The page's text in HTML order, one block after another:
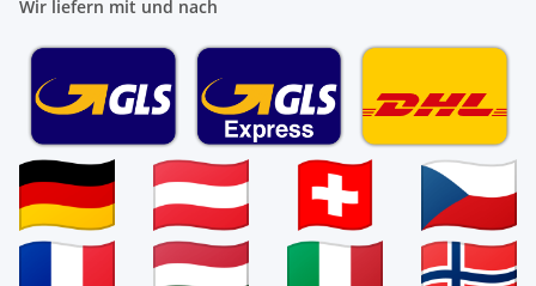
Wir liefern mit und nach